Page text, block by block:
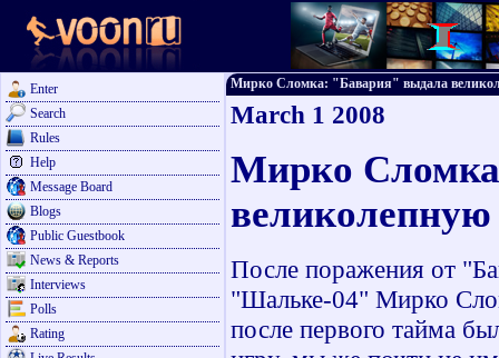
Enter
Search
Rules
Help
Message Board
Blogs
Public Guestbook
News & Reports
Interviews
Polls
Rating
Мирко Сломка: "Бавария" выдала
March 1 2008
Мирко
великолепную
После поражения от
"Шальке-04" Мирко
после первого тайма